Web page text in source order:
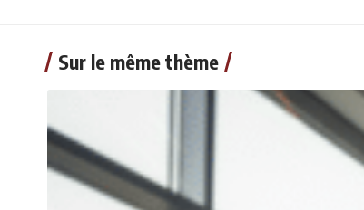
Sur le même thème